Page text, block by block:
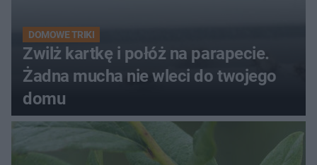
DOMOWE TRIKI
Zwilż kartkę i połóż na parapecie.
Żadna mucha nie wleci do twojego
domu